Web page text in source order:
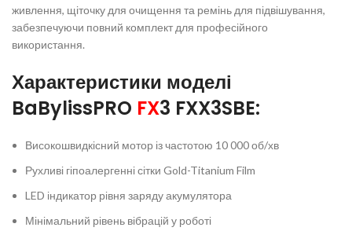
живлення, щіточку для очищення та ремінь для підвішування,
забезпечуючи повний комплект для професійного
використання.
Характеристики моделі
BaBylissPRO FX3 FXX3SBE:
Високошвидкісний мотор із частотою 10 000 об/хв
Рухливі гіпоалергенні сітки Gold-Titanium Film
LED індикатор рівня заряду акумулятора
Мінімальний рівень вібрацій у роботі